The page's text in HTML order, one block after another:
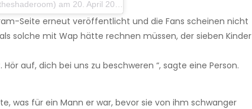
am 20. April 2020 um 15:14 Uhr PDT
Seite erneut veröffentlicht und die Fans scheinen nicht
solche mit Wap hätte rechnen müssen, der sieben Kinder
auf, dich bei uns zu beschweren “, sagte eine Person.
was für ein Mann er war, bevor sie von ihm schwanger